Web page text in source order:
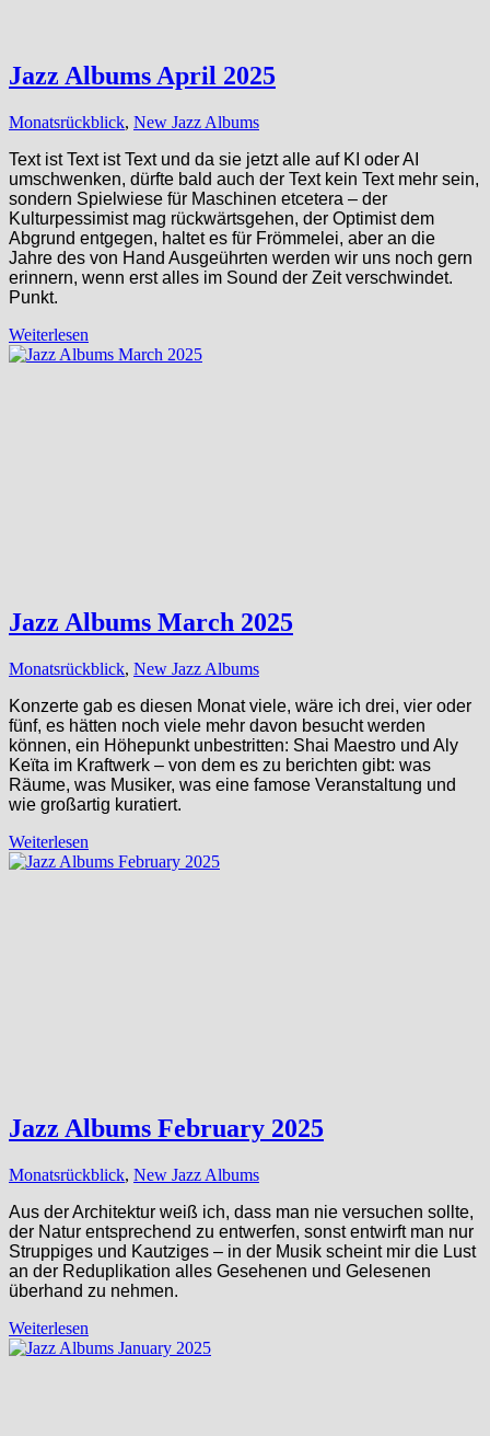
Jazz Albums April 2025
Monatsrückblick, New Jazz Albums
Text ist Text ist Text und da sie jetzt alle auf KI oder AI
umschwenken, dürfte bald auch der Text kein Text mehr sein,
sondern Spielwiese für Maschinen etcetera – der
Kulturpessimist mag rückwärtsgehen, der Optimist dem
Abgrund entgegen, haltet es für Frömmelei, aber an die
Jahre des von Hand Ausgeührten werden wir uns noch gern
erinnern, wenn erst alles im Sound der Zeit verschwindet.
Punkt.
Weiterlesen
Jazz Albums March 2025
Monatsrückblick, New Jazz Albums
Konzerte gab es diesen Monat viele, wäre ich drei, vier oder
fünf, es hätten noch viele mehr davon besucht werden
können, ein Höhepunkt unbestritten: Shai Maestro und Aly
Keïta im Kraftwerk – von dem es zu berichten gibt: was
Räume, was Musiker, was eine famose Veranstaltung und
wie großartig kuratiert.
Weiterlesen
Jazz Albums February 2025
Monatsrückblick, New Jazz Albums
Aus der Architektur weiß ich, dass man nie versuchen sollte,
der Natur entsprechend zu entwerfen, sonst entwirft man nur
Struppiges und Kautziges – in der Musik scheint mir die Lust
an der Reduplikation alles Gesehenen und Gelesenen
überhand zu nehmen.
Weiterlesen